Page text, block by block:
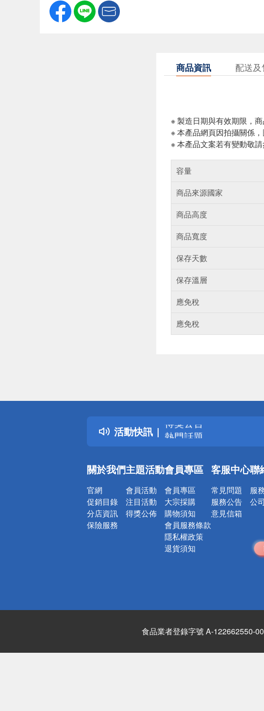
商品資訊 配送
※ 製造日期與有效期限，
※ 本產品網頁因拍攝關係
※ 本產品文案若有變動敬
容量
商品來源國家
商品高度
商品寬度
保存天數
保存溫層
應免稅
應免稅
活動快訊
詐騙網頁！請小心！
得獎公告
熱門話題
銀行優惠
詐騙網頁！請小心！
關於我們
官網
促銷目錄
分店資訊
保險服務
主題活動
會員活動
注目活動
得獎公佈
會員專區
會員專區
大宗採購
購物須知
會員服務條款
隱私權政策
退貨須知
客服中心
常見問題
服務公告
意見信箱
聯
服
公
食品業者登錄字號 A-122662550-